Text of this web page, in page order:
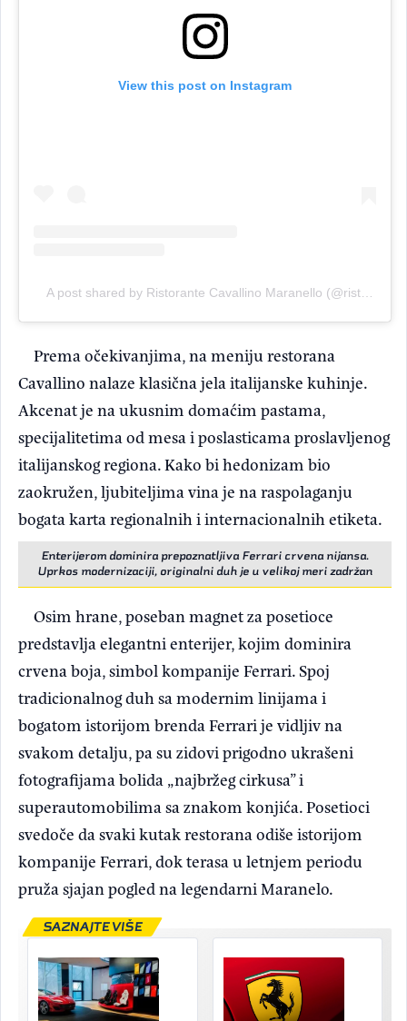
View this post on Instagram
A post shared by Ristorante Cavallino Maranello (@ristorantecavallinomaranello)
Prema očekivanjima, na meniju restorana
Cavallino nalaze klasična jela italijanske kuhinje.
Akcenat je na ukusnim domaćim pastama,
specijalitetima od mesa i poslasticama proslavljenog
italijanskog regiona. Kako bi hedonizam bio
zaokružen, ljubiteljima vina je na raspolaganju
bogata karta regionalnih i internacionalnih etiketa.
Enterijerom dominira prepoznatljiva Ferrari crvena nijansa.
Uprkos modernizaciji, originalni duh je u velikoj meri zadržan
Osim hrane, poseban magnet za posetioce
predstavlja elegantni enterijer, kojim dominira
crvena boja, simbol kompanije Ferrari. Spoj
tradicionalnog duh sa modernim linijama i
bogatom istorijom brenda Ferrari je vidljiv na
svakom detalju, pa su zidovi prigodno ukrašeni
fotografijama bolida „najbržeg cirkusa” i
superautomobilima sa znakom konjića. Posetioci
svedoče da svaki kutak restorana odiše istorijom
kompanije Ferrari, dok terasa u letnjem periodu
pruža sjajan pogled na legendarni Maranelo.
SAZNAJTE VIŠE